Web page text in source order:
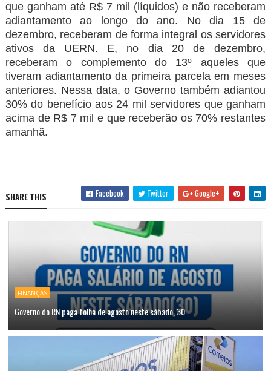
que ganham até R$ 7 mil (líquidos) e não receberam
adiantamento ao longo do ano. No dia 15 de
dezembro, receberam de forma integral os servidores
ativos da UERN. E, no dia 20 de dezembro,
receberam o complemento do 13º aqueles que
tiveram adiantamento da primeira parcela em meses
anteriores. Nessa data, o Governo também adiantou
30% do benefício aos 24 mil servidores que ganham
acima de R$ 7 mil e que receberão os 70% restantes
amanhã.
SHARE THIS Facebook Twitter Google+
FINANÇAS
Governo do RN paga folha de agosto neste sábado, 30.